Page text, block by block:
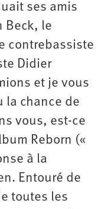
ses amis
Beck, le
contrebassiste
Didier
et je vous
la chance de
vous, est-ce
Reborn («
à la
Entouré de
toutes les